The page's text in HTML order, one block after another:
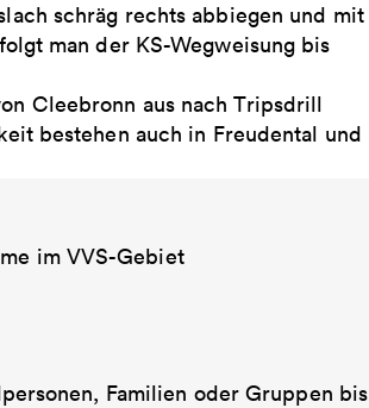
schräg rechts abbiegen und mit
man der KS-Wegweisung bis
Cleebronn aus nach Tripsdrill
bestehen auch in Freudental und
im VVS-Gebiet
Familien oder Gruppen bis